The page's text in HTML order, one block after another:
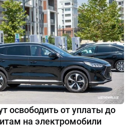
освободить от уплаты до
на электромобили